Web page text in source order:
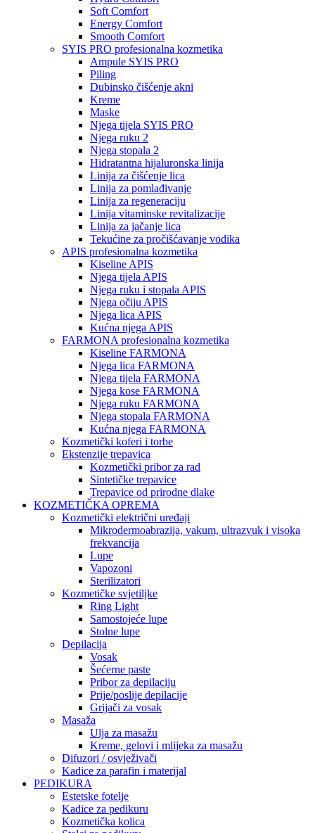
Soft Comfort
Energy Comfort
Smooth Comfort
SYIS PRO profesionalna kozmetika
Ampule SYIS PRO
Piling
Dubinsko čišćenje akni
Kreme
Maske
Njega tijela SYIS PRO
Njega ruku 2
Njega stopala 2
Hidratantna hijaluronska linija
Linija za čišćenje lica
Linija za pomlađivanje
Linija za regeneraciju
Linija vitaminske revitalizacije
Linija za jačanje lica
Tekućine za pročišćavanje vodika
APIS profesionalna kozmetika
Kiseline APIS
Njega tijela APIS
Njega ruku i stopala APIS
Njega očiju APIS
Njega lica APIS
Kućna njega APIS
FARMONA profesionalna kozmetika
Kiseline FARMONA
Njega lica FARMONA
Njega tijela FARMONA
Njega kose FARMONA
Njega ruku FARMONA
Njega stopala FARMONA
Kućna njega FARMONA
Kozmetički koferi i torbe
Ekstenzije trepavica
Kozmetički pribor za rad
Sintetičke trepavice
Trepavice od prirodne dlake
KOZMETIČKA OPREMA
Kozmetički električni uređaji
Mikrodermoabrazija, vakum, ultrazvuk i visoka
frekvancija
Lupe
Vapozoni
Sterilizatori
Kozmetičke svjetiljke
Ring Light
Samostojeće lupe
Stolne lupe
Depilacija
Vosak
Šećerne paste
Pribor za depilaciju
Prije/poslije depilacije
Grijači za vosak
Masaža
Ulja za masažu
Kreme, gelovi i mlijeka za masažu
Difuzori / osvježivači
Kadice za parafin i materijal
PEDIKURA
Estetske fotelje
Kadice za pedikuru
Kozmetička kolica